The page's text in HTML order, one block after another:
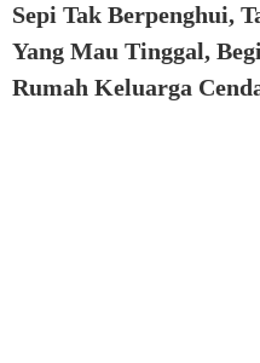
Sepi Tak Berpenghui,
Yang Mau Tinggal,
Rumah Keluarga